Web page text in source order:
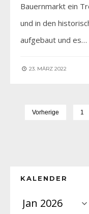
Bauernmarkt ein
und in den
aufgebaut und es…
23. MÄRZ 2022
Vorherige 1
KALENDER